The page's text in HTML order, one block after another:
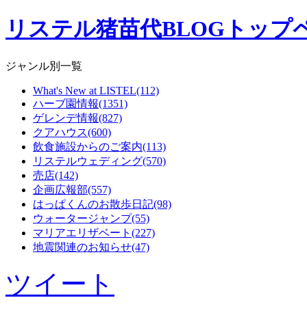
リステル猪苗代BLOGトップ
ジャンル別一覧
What's New at LISTEL(112)
ハーブ園情報(1351)
ゲレンデ情報(827)
クアハウス(600)
飲食施設からのご案内(113)
リステルウェディング(570)
売店(142)
企画広報部(557)
はっぱくんのお散歩日記(98)
ウォータージャンプ(55)
マリアエリザベート(227)
地震関連のお知らせ(47)
ツイート